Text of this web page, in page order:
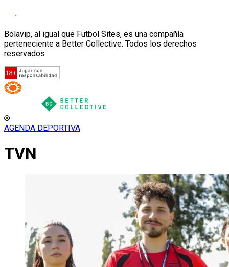
Bolavip, al igual que Futbol Sites, es una compañía
perteneciente a Better Collective. Todos los derechos
reservados
AGENDA DEPORTIVA
TVN